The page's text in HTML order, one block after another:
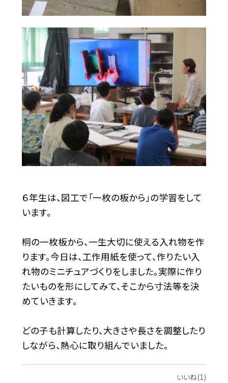
６年生は、図工で「一枚の板から」の学習をして
います。
桐の一枚板から、一生大切に使える入れ物を作
ります。今日は、工作用紙を使って、作りたい入
れ物のミニチュアづくりをしました。実際に作り
たいものを形にしてみて、そこから寸法等を決
めていきます。
どの子も計算したり、大きさや長さを調整したり
しながら、熱心に取り組んでいました。
いいね(1)